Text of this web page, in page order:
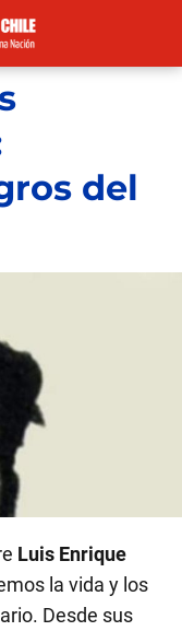
del
Luis Enrique
la vida y los
Desde sus